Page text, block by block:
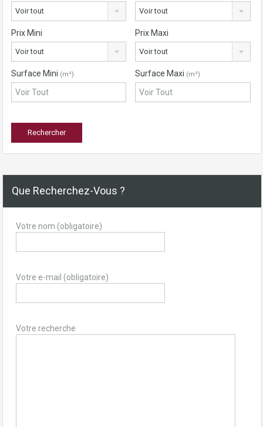
Voir tout Voir tout
Prix Mini
Voir tout
Prix Maxi
Voir tout
Surface Mini (m²) Surface Maxi (m²)
Que Recherchez-Vous ?
Votre nom (obligatoire)
Votre e-mail (obligatoire)
Votre recherche